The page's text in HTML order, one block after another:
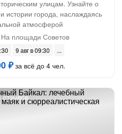
улицам. Узнайте о
и истории города, наслаждаясь
атмосферой
На площади Советов
9 авг в 09:30
₽за всё до 4 чел.
отзывов